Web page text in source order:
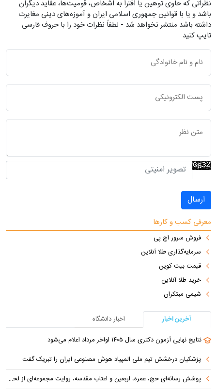
نظراتی که حاوی توهین یا افترا به اشخاص، قومیت‌ها، عقاید دیگران
باشد و یا با قوانین جمهوری اسلامی ایران و آموزه‌های دینی مغایرت
داشته باشد منتشر نخواهد شد - لطفاً نظرات خود را با حروف فارسی
تایپ کنید
ارسال
معرفی کسب و کارها
فروش سرور اچ پی
سرمایه‌گذاری طلا آنلاین
قیمت بیت کوین
خرید طلا آنلاین
شیمی مبتکران
آخرین اخبار
اخبار دانشگاه
نتایج نهایی آزمون دکتری سال ۱۴۰۵ اواخر مرداد اعلام می‌شود
پزشکیان درخشش تیم ملی المپیاد هوش مصنوعی ایران را تبریک گفت
پوشش رسانه‌ای حج، عمره، اربعین و اعتاب مقدسه، روایت مجموعه‌ای از لحظه‌هاست